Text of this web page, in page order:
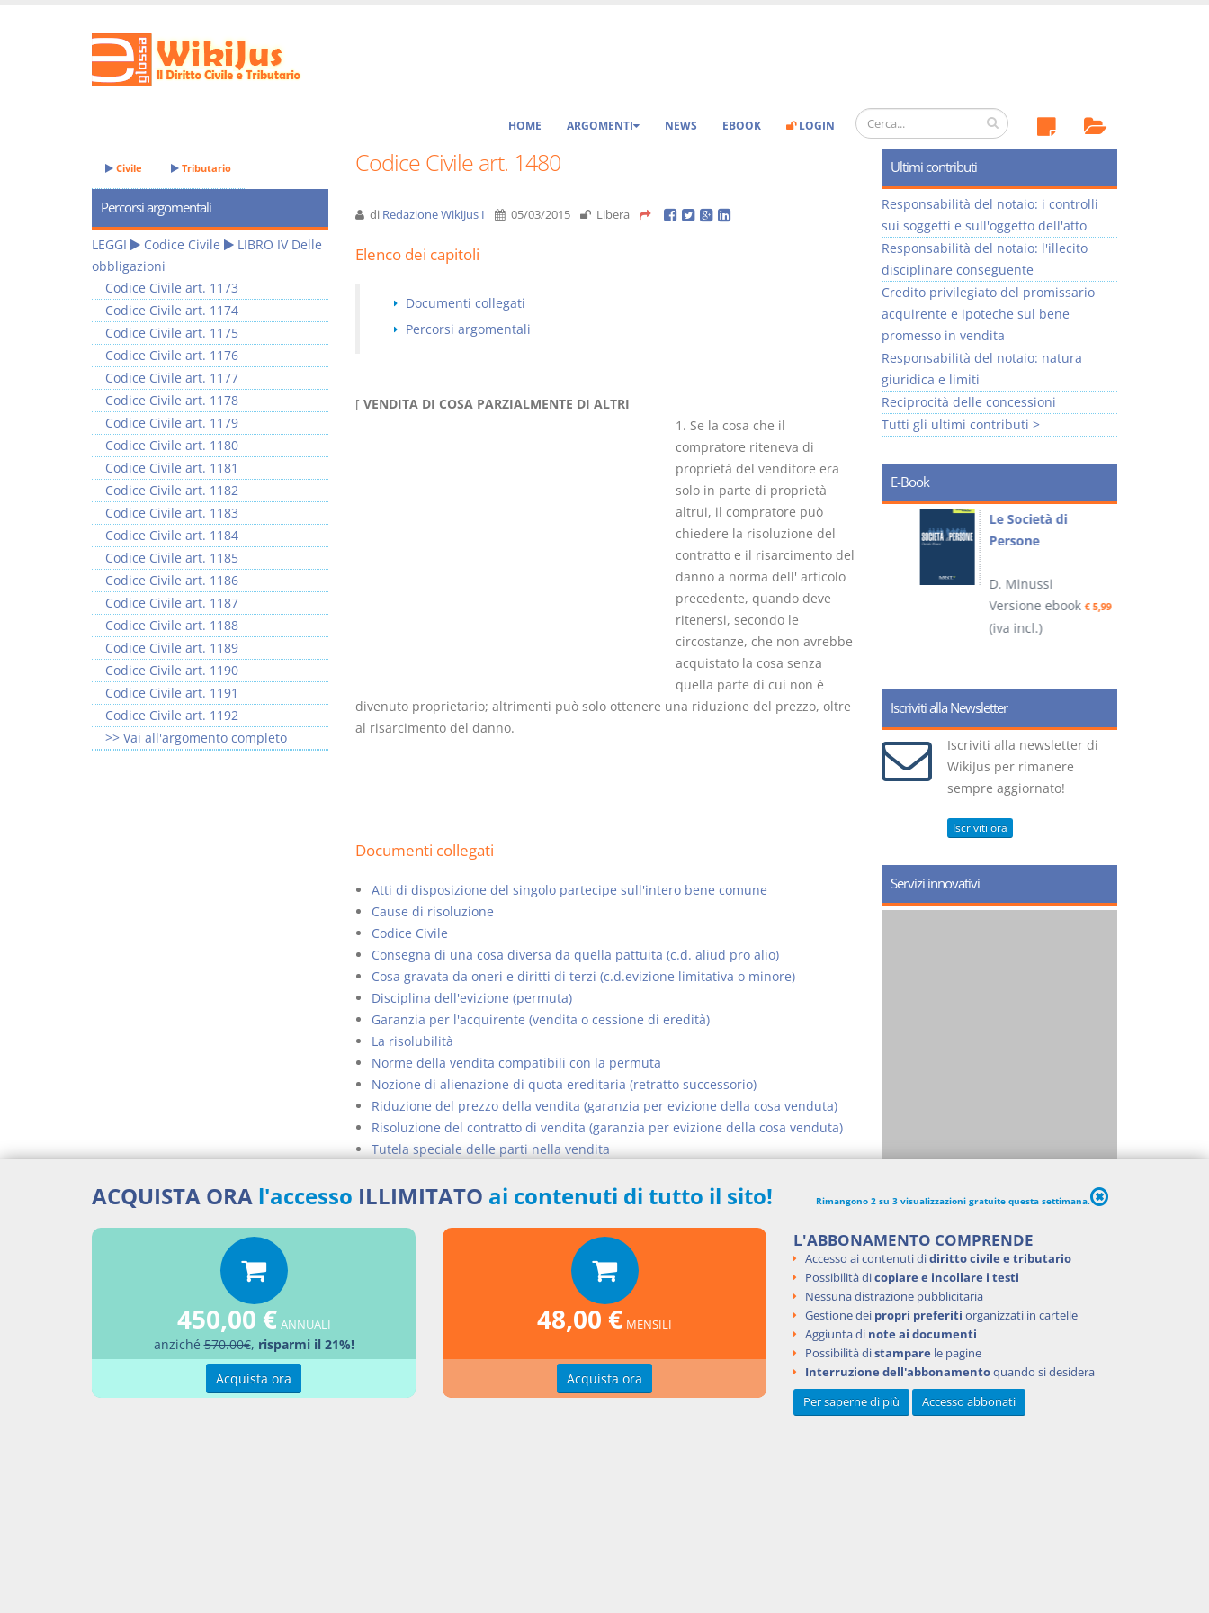
HOME ARGOMENTI NEWS EBOOK LOGIN
Codice Civile art. 1480
di Redazione WikiJus I 05/03/2015 Libera
Elenco dei capitoli
Documenti collegati
Percorsi argomentali
[ VENDITA DI COSA PARZIALMENTE DI ALTRI
1. Se la cosa che il
compratore riteneva di
proprietà del venditore era
solo in parte di proprietà
altrui, il compratore può
chiedere la risoluzione del
contratto e il risarcimento del
danno a norma dell' articolo
precedente, quando deve
ritenersi, secondo le
circostanze, che non avrebbe
acquistato la cosa senza
quella parte di cui non è
divenuto proprietario; altrimenti può solo ottenere una riduzione del prezzo, oltre
al risarcimento del danno.
Documenti collegati
Atti di disposizione del singolo partecipe sull'intero bene comune
Cause di risoluzione
Codice Civile
Consegna di una cosa diversa da quella pattuita (c.d. aliud pro alio)
Cosa gravata da oneri e diritti di terzi (c.d.evizione limitativa o minore)
Disciplina dell'evizione (permuta)
Garanzia per l'acquirente (vendita o cessione di eredità)
La risolubilità
Norme della vendita compatibili con la permuta
Nozione di alienazione di quota ereditaria (retratto successorio)
Riduzione del prezzo della vendita (garanzia per evizione della cosa venduta)
Risoluzione del contratto di vendita (garanzia per evizione della cosa venduta)
Tutela speciale delle parti nella vendita
generica, promessa del fatto del terzo, patto successorio
LIBRO IV Delle obbligazioni
Civile Tributario
Percorsi argomentali
LEGGI Codice Civile
LIBRO IV Delle
obbligazioni
Codice Civile art. 1173
Codice Civile art. 1174
Codice Civile art. 1175
Codice Civile art. 1176
Codice Civile art. 1177
Codice Civile art. 1178
Codice Civile art. 1179
Codice Civile art. 1180
Codice Civile art. 1181
Codice Civile art. 1182
Codice Civile art. 1183
Codice Civile art. 1184
Codice Civile art. 1185
Codice Civile art. 1186
Codice Civile art. 1187
Codice Civile art. 1188
Codice Civile art. 1189
Codice Civile art. 1190
Codice Civile art. 1191
Codice Civile art. 1192
>> Vai all'argomento completo
Ultimi contributi
Responsabilità del notaio: i controlli
sui soggetti e sull'oggetto dell'atto
Responsabilità del notaio: l'illecito
disciplinare conseguente
Credito privilegiato del promissario
acquirente e ipoteche sul bene
promesso in vendita
Responsabilità del notaio: natura
giuridica e limiti
Reciprocità delle concessioni
Tutti gli ultimi contributi >
E-Book
Prescrizione e
Versione ebook€ 4,19
Il Condominio
La riforma di cui alla legge
220/2012
S. D'Andrea – D.
Minussi
Versione ebook
(iva incl.)
Le Società di
Persone
D. Minussi
Versione ebook€ 5,99
(iva incl.)
Iscriviti alla Newsletter
Iscriviti alla newsletter di
WikiJus per rimanere
sempre aggiornato!
Iscriviti ora
Servizi innovativi
ACQUISTA ORA l'accesso ILLIMITATO ai contenuti di tutto il sito! Rimangono 2 su 3 visualizzazioni gratuite questa settimana.
450,00 € ANNUALI
anziché570.00€, risparmi il 21%!
Acquista ora
48,00 € MENSILI
Acquista ora
L'ABBONAMENTO COMPRENDE
Accesso ai contenuti didiritto civile e tributario
Possibilità dicopiare e incollare i testi
Nessuna distrazione pubblicitaria
Gestione dei propri preferiti organizzati in cartelle
Aggiunta di note ai documenti
Possibilità distampare le pagine
Interruzione dell'abbonamentoquando si desidera
Per saperne di più
Accesso abbonati